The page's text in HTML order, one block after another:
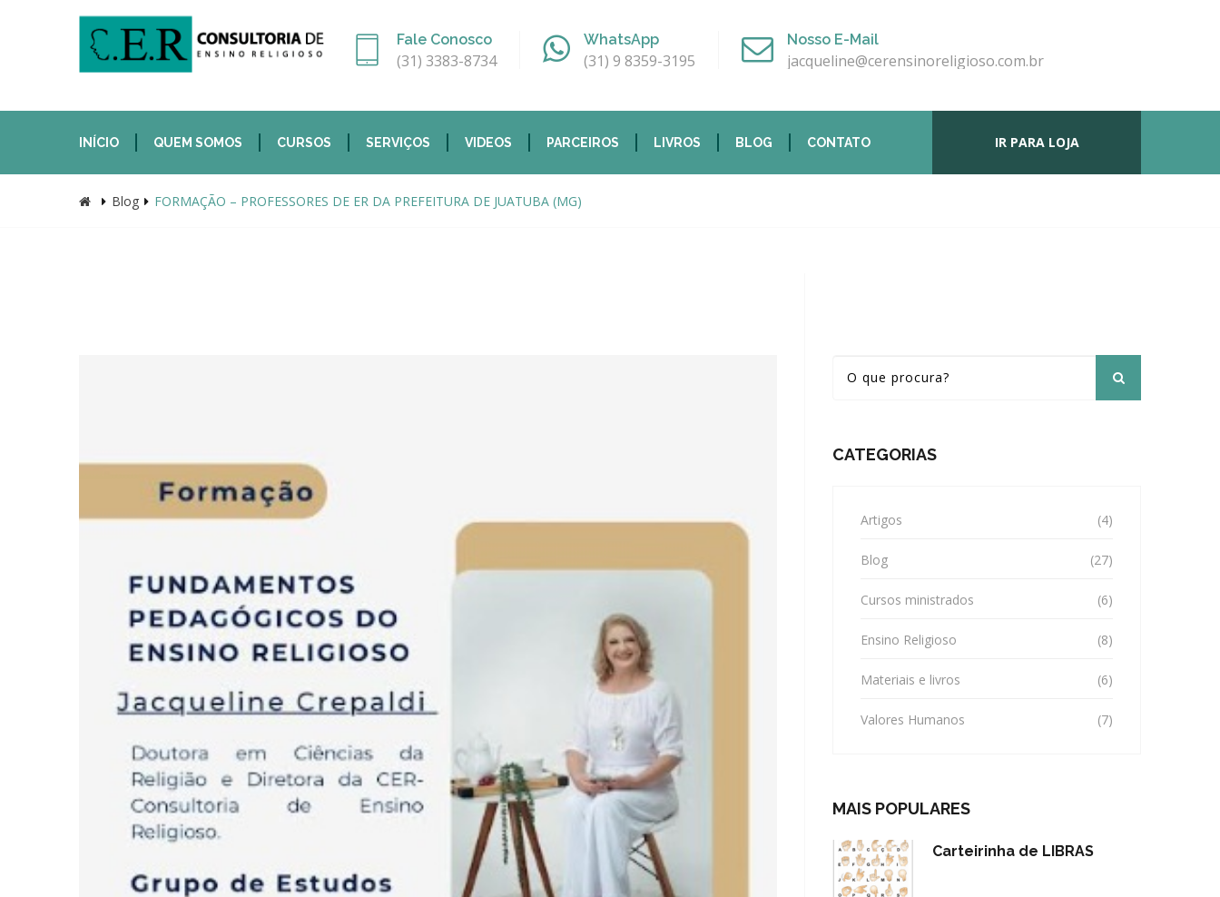
Fale Conosco
(31) 3383-8734
WhatsApp
(31) 9 8359-3195
Nosso E-Mail
jacqueline@cerensinoreligioso.com.br
INÍCIO QUEM SOMOS CURSOS SERVIÇOS VIDEOS PARCEIROS LIVROS BLOG CONTATO IR PARA LOJA
Blog FORMAÇÃO – PROFESSORES DE ER DA PREFEITURA DE JUATUBA (MG)
CATEGORIAS
Artigos (4)
Blog (27)
Cursos ministrados (6)
Ensino Religioso (8)
Materiais e livros (6)
Valores Humanos (7)
MAIS POPULARES
Carteirinha de LIBRAS